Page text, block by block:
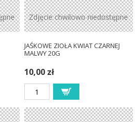
Zdjęcie chwilowo niedostępne
JAŚKOWE ZIOŁA KWIAT CZARNEJ
MALWY 20G
10,00 zł